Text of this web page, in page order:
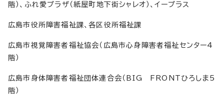
階）、ふれ愛プラザ（紙屋町地下街シャレオ）、イープラス
広島市役所障害福祉課、各区役所福祉課
広島市視覚障害者福祉協会（広島市心身障害者福祉センター4
階）
広島市身体障害者福祉団体連合会（BIG FRONTひろしま5
階）